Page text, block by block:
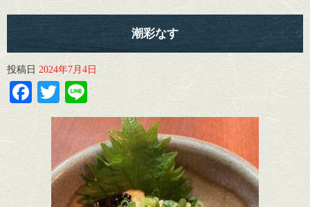
潮彩なす
投稿日 2024年7月4日
Facebook
Twitter